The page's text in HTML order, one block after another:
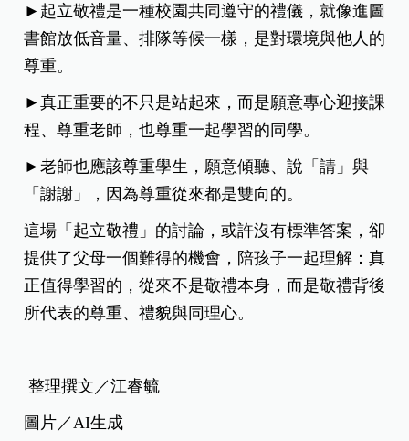
►起立敬禮是一種校園共同遵守的禮儀，就像進圖
書館放低音量、排隊等候一樣，是對環境與他人的
尊重。
►真正重要的不只是站起來，而是願意專心迎接課
程、尊重老師，也尊重一起學習的同學。
►老師也應該尊重學生，願意傾聽、說「請」與
「謝謝」，因為尊重從來都是雙向的。
這場「起立敬禮」的討論，或許沒有標準答案，卻
提供了父母一個難得的機會，陪孩子一起理解：真
正值得學習的，從來不是敬禮本身，而是敬禮背後
所代表的尊重、禮貌與同理心。
整理撰文／江睿毓
圖片／AI生成